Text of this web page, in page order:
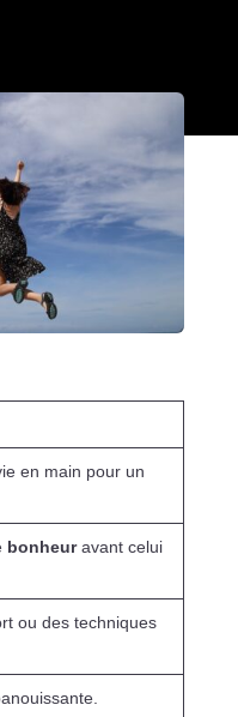
en main pour un
bonheuravant celui
ou des techniques